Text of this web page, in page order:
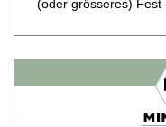
(oder grösseres) Fest